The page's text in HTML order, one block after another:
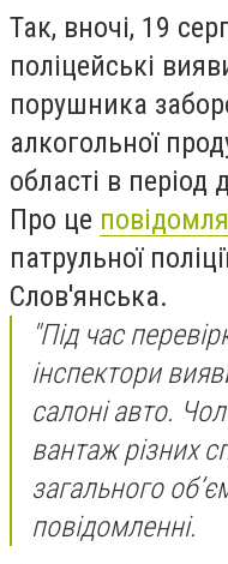
Так, вночі, 19
поліцейські
порушника
алкогольної
області в період
Про це
патрульної
Слов'янська.
"Під час
інспектори
салоні авто.
вантаж різних
загального
повідомленні.